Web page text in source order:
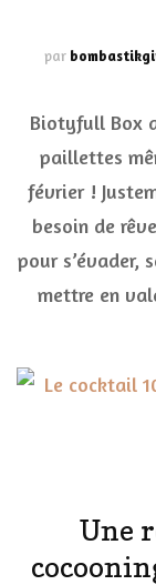
par
Biotyfull Box
paillettes
février !
besoin de
pour s’évader,
mettre en
Une